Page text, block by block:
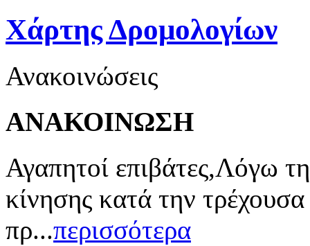
Χάρτης Δρομολογίων
Ανακοινώσεις
ΑΝΑΚΟΙΝΩΣΗ
Αγαπητοί επιβάτες,Λόγω
κίνησης κατά την
πρ...περισσότερα